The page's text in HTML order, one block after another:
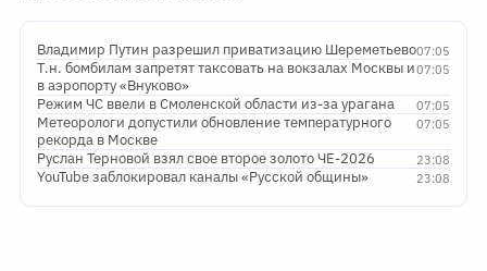
07:05
Владимир Путин разрешил приватизацию Шереметьево
07:05
Т.н. бомбилам запретят таксовать на вокзалах Москвы и
в аэропорту «Внуково»
07:05
Режим ЧС ввели в Смоленской области из-за урагана
07:05
Метеорологи допустили обновление температурного
рекорда в Москве
23:08
Руслан Терновой взял свое второе золото ЧЕ-2026
23:08
YouTube заблокировал каналы «Русской общины»